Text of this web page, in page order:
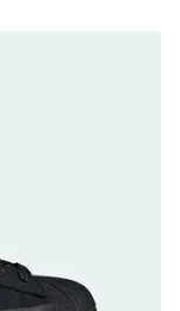
NITRO™ 4
與防滑兼具的